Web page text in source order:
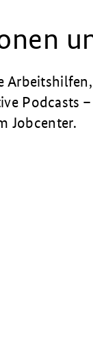
Podcasts
Jobcenter.